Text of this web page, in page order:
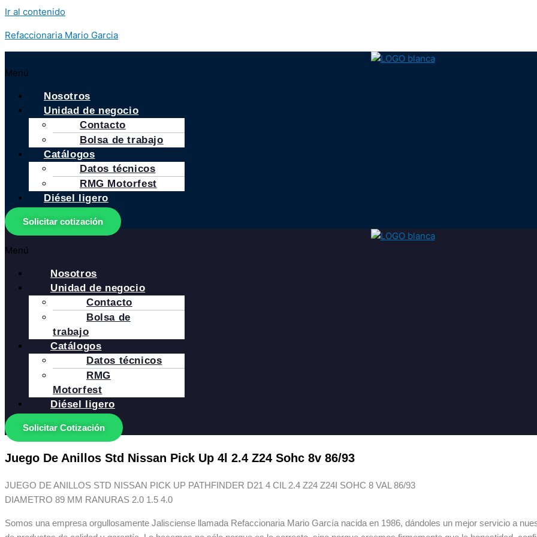
Ir al contenido
Refaccionaria Mario Garcia
Menú
Nosotros
Unidad de negocio
Contacto
Bolsa de trabajo
Catálogos
Datos técnicos
RMG Motorfest
Diésel ligero
Solicitar cotización
Menú
Nosotros
Unidad de negocio
Contacto
Bolsa de
trabajo
Catálogos
Datos técnicos
RMG
Motorfest
Diésel ligero
Solicitar Cotización
Juego De Anillos Std Nissan Pick Up 4l 2.4 Z24 Sohc 8v 86/93
JUEGO DE ANILLOS STD NISSAN PICK UP PATHFINDER D21 4 CIL 2.4 Z24 Z24I SOHC 8 VAL 86/93
DIAMETRO 89 MM RANURAS 2.0 1.5 4.0
Somos una empresa orgullosamente Jalisciense llamada Refaccionaria Mario García nacida en 1986, dándoles un mejor servicio a